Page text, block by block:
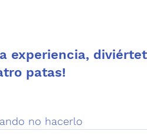
experiencia,
patas!
no hacerlo